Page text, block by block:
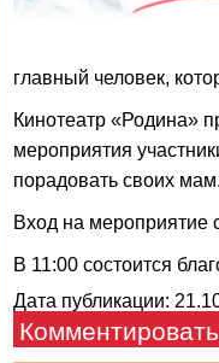
главный человек,
Кинотеатр «Родина»
мероприятия
порадовать своих
Вход на мероприятие
В 11:00 состоится
Дата публикации:
Комментировать